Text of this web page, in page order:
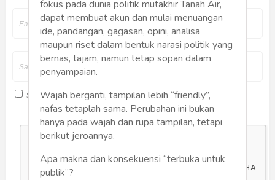
Internasional
Bisnis
Humaniora
Sketsa
Tekno
Gaya
Saya setuju denganterm dan kondisi
fokus pada dunia politik mutakhir Tanah Air,
dapat membuat akun dan mulai menuangan
ide, pandangan, gagasan, opini, analisa
maupun riset dalam bentuk narasi politik yang
bernas, tajam, namun tetap sopan dalam
penyampaian.
Wajah berganti, tampilan lebih “friendly”,
nafas tetaplah sama. Perubahan ini bukan
hanya pada wajah dan rupa tampilan, tetapi
berikut jeroannya.
Apa makna dan konsekuensi “terbuka untuk
publik”?